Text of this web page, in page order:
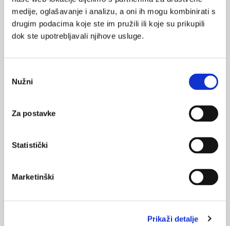
medije, oglašavanje i analizu, a oni ih mogu kombinirati s
drugim podacima koje ste im pružili ili koje su prikupili
dok ste upotrebljavali njihove usluge.
pristanka
Nužni
Za postavke
Statistički
Marketinški
Prikaži detalje
Izvor:Vitamini.hr
glutenska enteropatija
probava
1
POVRATAK
NA VRH
>
<
Krvni test za celijakiju uklanja potrebu za unosom